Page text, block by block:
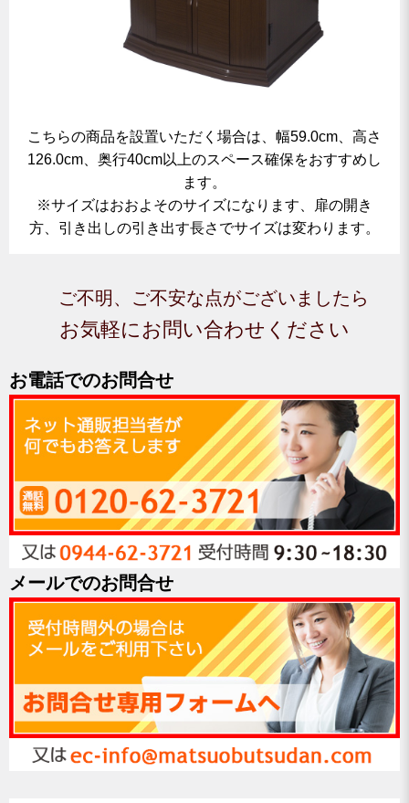
こちらの商品を設置いただく場合は、幅59.0cm、高さ
126.0cm、奥行40cm以上のスペース確保をおすすめし
ます。
※サイズはおおよそのサイズになります、扉の開き
方、引き出しの引き出す長さでサイズは変わります。
ご不明、ご不安な点がございましたら
お気軽にお問い合わせください
お電話でのお問合せ
メールでのお問合せ